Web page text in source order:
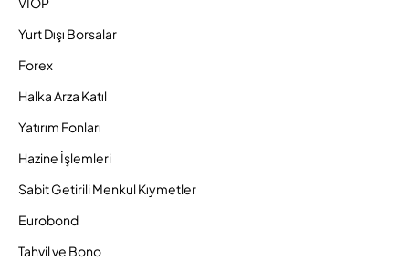
Yurt Dışı Borsalar
Forex
Halka Arza Katıl
Yatırım Fonları
Hazine İşlemleri
Sabit Getirili Menkul Kıymetler
Eurobond
Tahvil ve Bono